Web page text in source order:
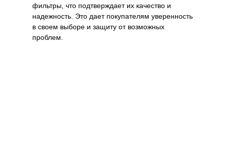
фильтры, что подтверждает их качество и
надежность. Это дает покупателям уверенность
в своем выборе и защиту от возможных
проблем.